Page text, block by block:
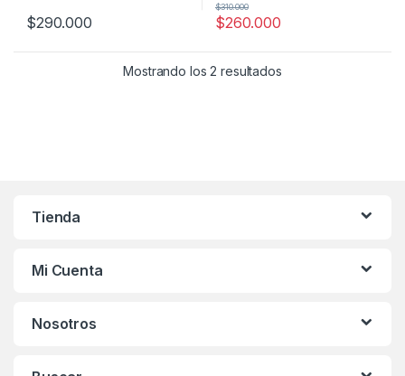
$290.000
Este producto tiene múltiples variantes. Las opciones se
$260.000
$310.000
Este producto tiene múltiples
Mostrando los 2 resultados
Tienda
Mi Cuenta
Nosotros